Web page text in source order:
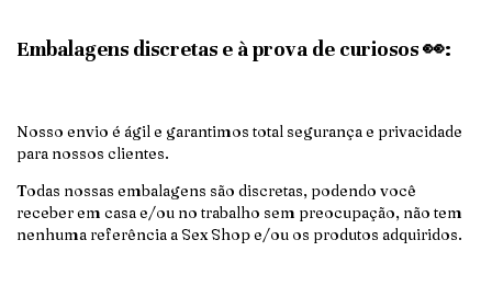
Embalagens discretas e à prova de curiosos 👀:
Nosso envio é ágil e garantimos total segurança e privacidade
para nossos clientes.
Todas nossas embalagens são discretas, podendo você
receber em casa e/ou no trabalho sem preocupação, não tem
nenhuma referência a Sex Shop e/ou os produtos adquiridos.